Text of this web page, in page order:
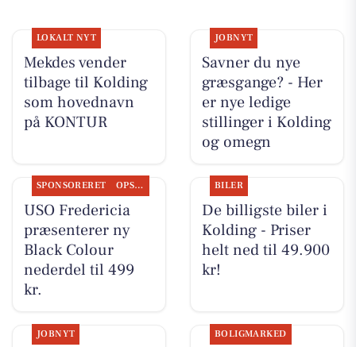
LOKALT NYT
Mekdes vender
tilbage til Kolding
som hovednavn
på KONTUR
JOBNYT
Savner du nye
græsgange? - Her
er nye ledige
stillinger i Kolding
og omegn
SPONSORERET OPSLAGSTAVLEN
USO Fredericia
præsenterer ny
Black Colour
nederdel til 499
kr.
BILER
De billigste biler i
Kolding - Priser
helt ned til 49.900
kr!
JOBNYT BOLIGMARKED